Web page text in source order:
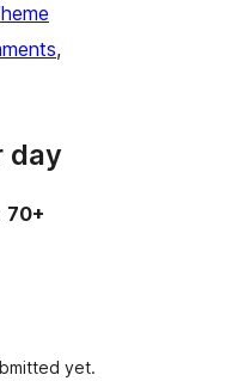
day
70+
yet.